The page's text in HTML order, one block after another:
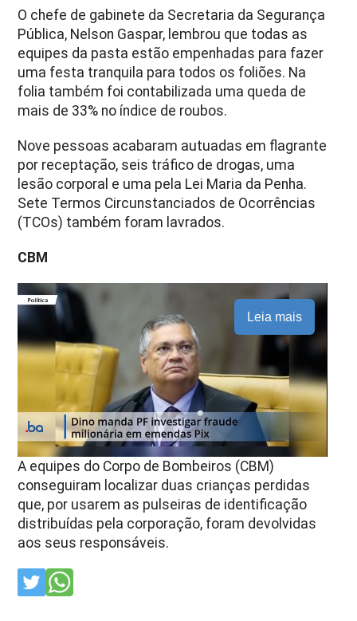
O chefe de gabinete da Secretaria da Segurança
Pública, Nelson Gaspar, lembrou que todas as
equipes da pasta estão empenhadas para fazer
uma festa tranquila para todos os foliões. Na
folia também foi contabilizada uma queda de
mais de 33% no índice de roubos.
Nove pessoas acabaram autuadas em flagrante
por receptação, seis tráfico de drogas, uma
lesão corporal e uma pela Lei Maria da Penha.
Sete Termos Circunstanciados de Ocorrências
(TCOs) também foram lavrados.
CBM
Leia mais
A equipes do Corpo de Bombeiros (CBM)
conseguiram localizar duas crianças perdidas
que, por usarem as pulseiras de identificação
distribuídas pela corporação, foram devolvidas
aos seus responsáveis.